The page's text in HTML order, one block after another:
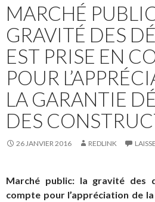
MARCHÉ
GRAVITÉ DES
EST PRISE EN
POUR
LA GARANTIE
DES
26 JANVIER 2016 REDLINK
Marché public: la gravité des
compte pour l’appréciation de